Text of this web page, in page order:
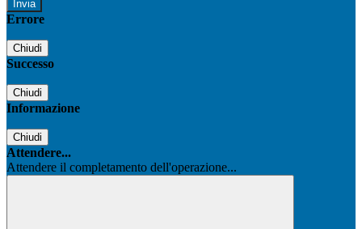
Errore
Chiudi
Successo
Chiudi
Informazione
Chiudi
Attendere...
Attendere il completamento dell'operazione...